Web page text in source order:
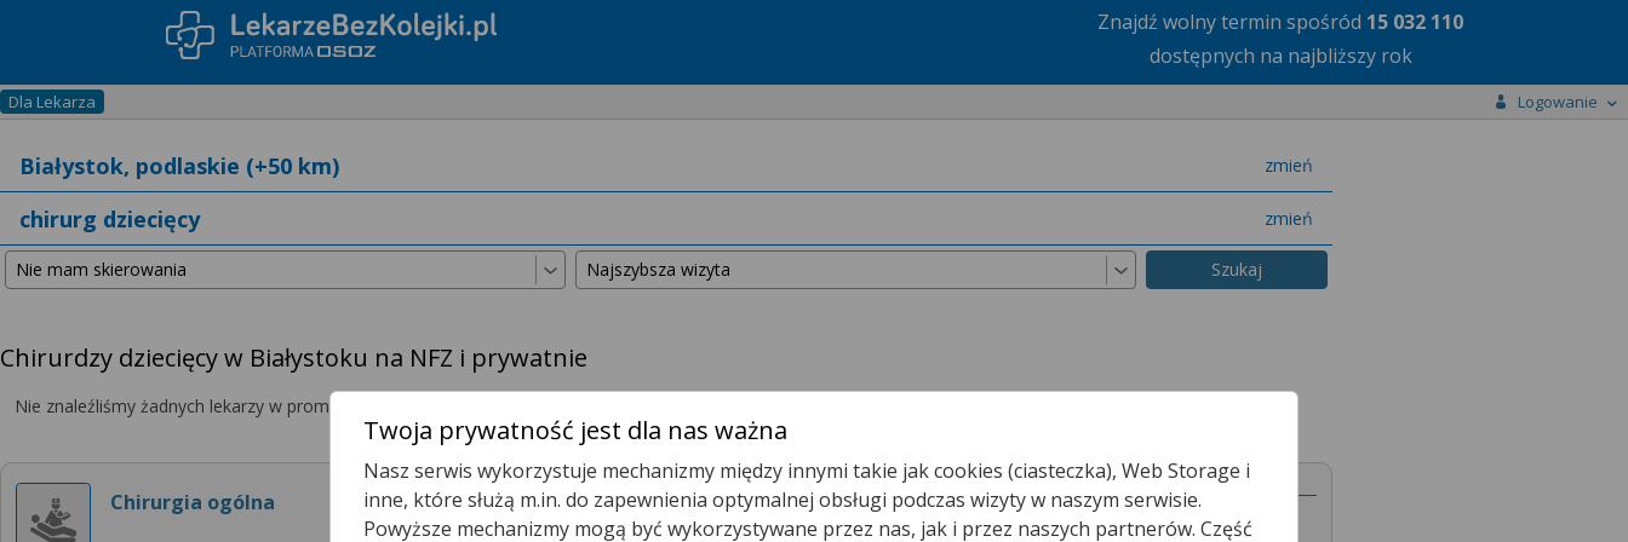
Znajdź wolny termin spośród 15 032 110
dostępnych na najbliższy rok
Dla Lekarza Logowanie
zmień
miasto
zmień
specjalizację
Chirurdzy dziecięcy w Białystoku na NFZ i prywatnie
Nie znaleźliśmy żadnych lekarzy w promieniu
Chirurgia ogólna Chirurgia Ogólna
Twoja prywatność jest dla nas ważna
Nasz serwis wykorzystuje mechanizmy między innymi takie jak cookies (ciasteczka), Web Storage i
inne, które służą m.in. do zapewnienia optymalnej obsługi podczas wizyty w naszym serwisie.
Powyższe mechanizmy mogą być wykorzystywane przez nas, jak i przez naszych partnerów. Część